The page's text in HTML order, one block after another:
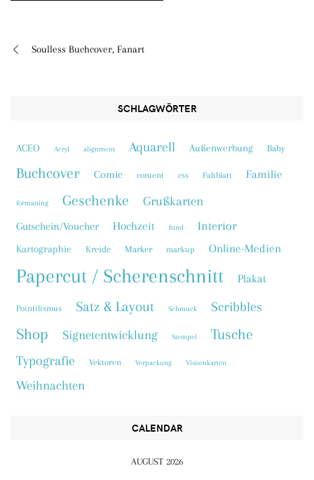
Beitragsnavigation
Soulless Buchcover, Fanart
SCHLAGWÖRTER
ACEO Acryl alignment Aquarell Außenwerbung Baby
Buchcover Comic content css Faltblatt Familie
formatting Geschenke Grußkarten
Gutschein/Voucher Hochzeit html Interior
Kartographie Kreide Marker markup Online-Medien
Papercut / Scherenschnitt Plakat
Pointilismus Satz & Layout Schmuck Scribbles
Shop Signetentwicklung Stempel Tusche
Typografie Vektoren Verpackung Visitenkarten
Weihnachten
CALENDAR
AUGUST 2026